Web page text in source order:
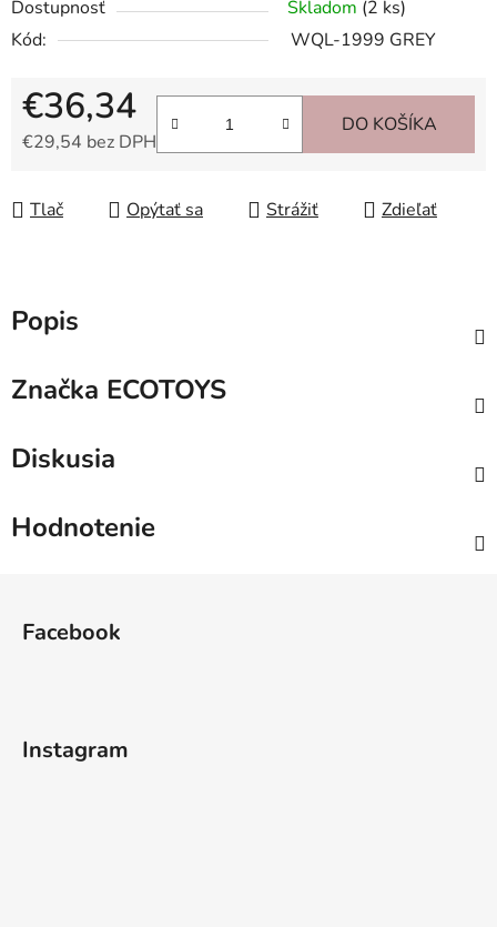
Dostupnosť Skladom (2 ks)
Kód:
WQL-1999 GREY
€36,34
€29,54 bez DPH
DO KOŠÍKA
Tlač Opýtať sa Strážiť Zdieľať
Popis
Značka ECOTOYS
Diskusia
Hodnotenie
Facebook
Instagram